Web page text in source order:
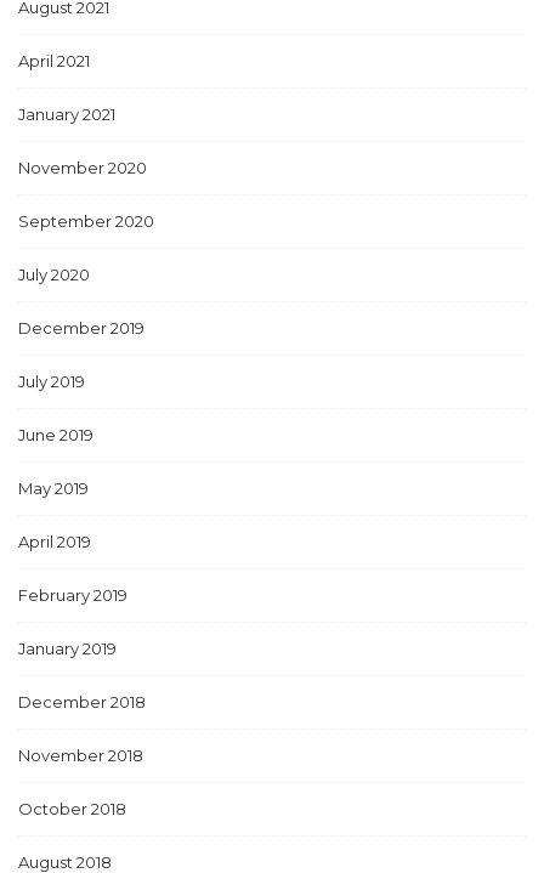
August 2021
April 2021
January 2021
November 2020
September 2020
July 2020
December 2019
July 2019
June 2019
May 2019
April 2019
February 2019
January 2019
December 2018
November 2018
October 2018
August 2018